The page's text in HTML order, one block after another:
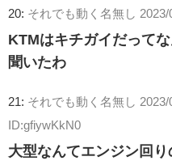
20: それでも動く名無し
KTMはキチガイだって
聞いたわ
21: それでも動く名無し
2023/
ID:gfiywKkN0
大型なんてエンジン回